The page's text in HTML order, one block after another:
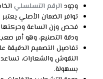
وجود الرقم التسلسلي
توافر الضمان الأصلي
فحص وزن الساعة وحركتها
ودقة التصنيع، وهو أمر
تفاصيل التصميم الدقيقة
النقوش والشعارات، تساعد
بسهولة.